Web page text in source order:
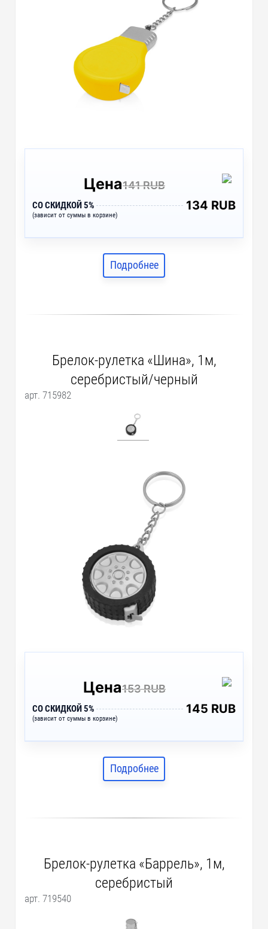
Цена141 RUB
СО СКИДКОЙ 5%
(зависит от суммы в корзине)
134 RUB
Подробнее
Брелок-рулетка «Шина», 1м,
серебристый/черный
арт. 715982
Цена153 RUB
СО СКИДКОЙ 5%
(зависит от суммы в корзине)
145 RUB
Подробнее
Брелок-рулетка «Баррель», 1м,
серебристый
арт. 719540